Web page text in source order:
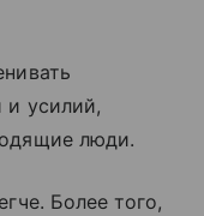
и усилий,
люди.
Более того,